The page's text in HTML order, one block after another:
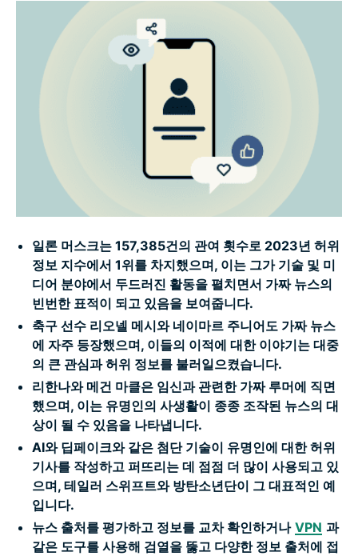
문제적 가짜 뉴스로부터 자신을 보호하는 방법
가짜 기사의 특징 10가지
자주 묻는 질문: 유명인 가짜 뉴스 관련
일론 머스크는 157,385건의 관여 횟수로 2023년 허위
정보 지수에서 1위를 차지했으며, 이는 그가 기술 및 미
디어 분야에서 두드러진 활동을 펼치면서 가짜 뉴스의
빈번한 표적이 되고 있음을 보여줍니다.
축구 선수 리오넬 메시와 네이마르 주니어도 가짜 뉴스
에 자주 등장했으며, 이들의 이적에 대한 이야기는 대중
의 큰 관심과 허위 정보를 불러일으켰습니다.
리한나와 메건 마클은 임신과 관련한 가짜 루머에 직면
했으며, 이는 유명인의 사생활이 종종 조작된 뉴스의 대
상이 될 수 있음을 나타냅니다.
AI와 딥페이크와 같은 첨단 기술이 유명인에 대한 허위
기사를 작성하고 퍼뜨리는 데 점점 더 많이 사용되고 있
으며, 테일러 스위프트와 방탄소년단이 그 대표적인 예
입니다.
뉴스 출처를 평가하고 정보를 교차 확인하거나 VPN 과
같은 도구를 사용해 검열을 뚫고 다양한 정보 출처에 접